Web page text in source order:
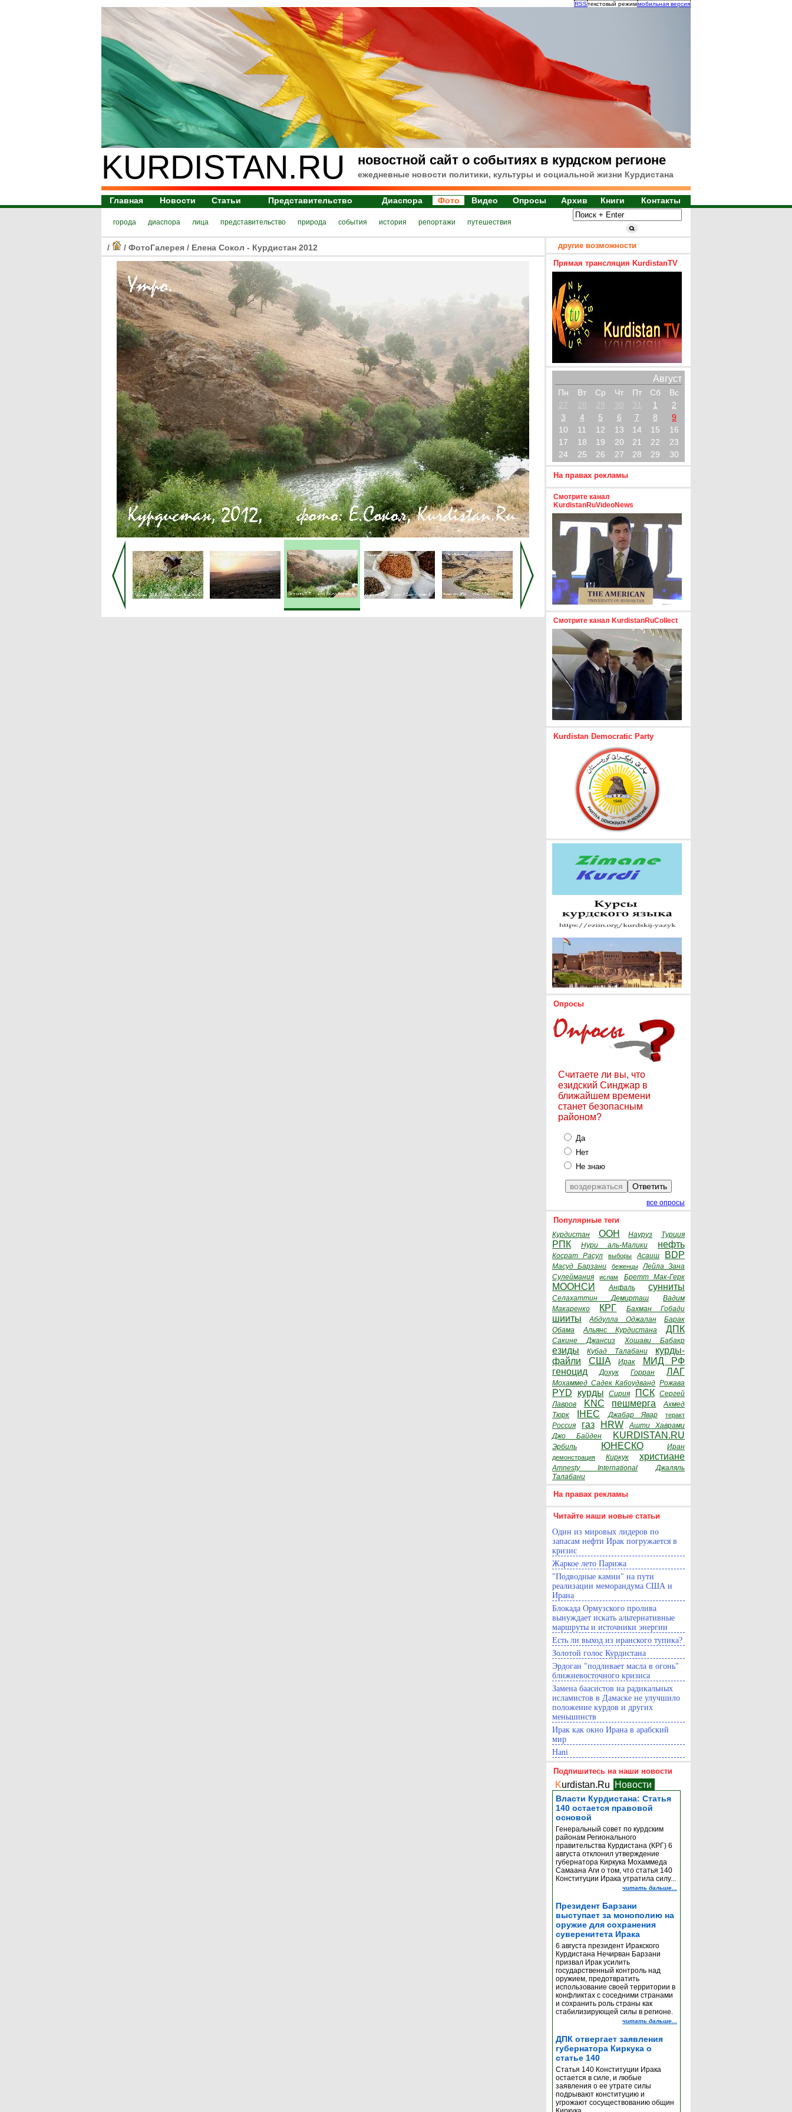
RSSтекстовый режиммобильная версия
KURDISTAN.RU новостной сайт о событиях в курдском регионе
ежедневные новости политики, культуры и социальной жизни Курдистана
Главная Новости Статьи Представительство Диаспора Фото Видео Опросы Архив Книги Контакты
города диаспора лица представительство природа события история репортажи путешествия
/ / ФотоГалерея / Елена Сокол - Курдистан 2012
другие возможности
Прямая трансляция KurdistanTV
Август
Пн Вт Ср Чт Пт Сб
Вс
27
28 29 30 31 1
2
3
4 5 6 7 8
9
10
11 12 13 14 15
16
17
18 19 20 21 22
23
24
25 26 27 28 29 30
На правах рекламы
Смотрите канал
KurdistanRuVideoNews
Смотрите канал KurdistanRuCollect
Kurdistan Democratic Party
Опросы
Считаете ли вы, что
езидский Синджар в
ближайшем времени
станет безопасным
районом?
Да
Нет
Не знаю
все опросы
Популярные теги
Курдистан ООН Науруз Турция
РПК Нури аль-Малики нефть
Косрат Расул выборы Асаиш BDP
Масуд Барзани беженцы
Лейла Зана
Сулеймания
ислам Бретт Мак-Герк
МООНСИ Анфаль сунниты
Селахаттин Демирташ
Вадим
Макаренко
КРГ Бахман Гобади
шииты Абдулла Оджалан
Барак
Обама
Альянс Курдистана ДПК
Сакине Джансиз Хошави Бабакр
езиды Кубад Талабани
курды-
файли
США Ирак
МИД РФ
геноцид
Дохук Горран ЛАГ
Мохаммед Садек Кабоудванд Рожава
PYD курды Сирия ПСК
Сергей
Лавров
KNC пешмерга
Ахмед
Тюрк
IHEC Джабар Явар теракт
Россия газ HRW
Ашти Хаврами
Джо Байден
KURDISTAN.RU
Эрбиль ЮНЕСКО Иран
демонстрация Киркук христиане
Amnesty International
Джаляль
Талабани
На правах рекламы
Читайте наши новые статьи
Один из мировых лидеров по
запасам нефти Ирак погружается в
кризис
Жаркое лето Парижа
"Подводные камни" на пути
реализации меморандума США и
Ирана
Блокада Ормузского пролива
вынуждает искать альтернативные
маршруты и источники энергии
Есть ли выход из иранского тупика?
Золотой голос Курдистана
Эрдоган "подливает масла в огонь"
ближневосточного кризиса
Замена баасистов на радикальных
исламистов в Дамаске не улучшило
положение курдов и других
меньшинств
Ирак как окно Ирана в арабский
мир
Hani
Подпишитесь на наши новости
Kurdistan.Ru Новости
Власти Курдистана: Статья
140 остается правовой
основой
Генеральный совет по курдским
районам Регионального
правительства Курдистана (КРГ) 6
августа отклонил утверждение
губернатора Киркука Мохаммеда
Самаана Аги о том, что статья 140
Конституции Ирака утратила силу...
читать дальше...
Президент Барзани
выступает за монополию на
оружие для сохранения
суверенитета Ирака
6 августа президент Иракского
Курдистана Нечирван Барзани
призвал Ирак усилить
государственный контроль над
оружием, предотвратить
использование своей территории в
конфликтах с соседними странами
и сохранить роль страны как
стабилизирующей силы в регионе.
читать дальше...
ДПК отвергает заявления
губернатора Киркука о
статье 140
Статья 140 Конституции Ирака
остается в силе, и любые
заявления о ее утрате силы
подрывают конституцию и
угрожают сосуществованию общин